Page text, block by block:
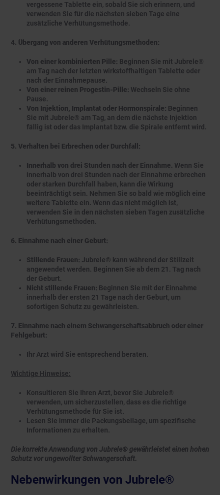
vergessene Tablette ein, sobald Sie sich erinnern, und
verwenden Sie für die nächsten sieben Tage eine
zusätzliche Verhütungsmethode.
4. Übergang von anderen Verhütungsmethoden:
Von einer kombinierten Pille: Beginnen Sie mit Jubrele®
am Tag nach der letzten wirkstoffhaltigen Tablette oder
nach der Einnahmepause.
Von einer reinen Progestin-Pille: Wechseln Sie ohne
Pause.
Von Injektion, Implantat oder Hormonspirale: Beginnen
Sie mit Jubrele® am Tag, an dem die nächste Injektion
fällig ist oder das Implantat bzw. die Spirale entfernt wird.
5. Verhalten bei Erbrechen oder Durchfall:
Innerhalb von drei Stunden nach der Einnahme. Wenn Sie
innerhalb von drei Stunden nach der Einnahme erbrechen
oder starken Durchfall haben, kann die Wirkung
beeinträchtigt sein. Nehmen Sie so bald wie möglich eine
weitere Tablette ein. Wenn das nicht möglich ist,
verwenden Sie in den nächsten sieben Tagen zusätzliche
Verhütungsmethoden.
6. Einnahme nach einer Geburt:
Stillende Frauen: Jubrele® kann während der Stillzeit
angewendet werden. Beginnen Sie ab dem 21. Tag nach
der Geburt.
Nicht stillende Frauen: Beginnen Sie mit der Einnahme
innerhalb der ersten 21 Tage nach der Geburt, um
sofortigen Schutz zu gewährleisten.
7. Einnahme nach einem Schwangerschaftsabbruch oder einer
Fehlgeburt:
Ihr Arzt wird Sie entsprechend beraten.
Wichtige Hinweise:
Konsultieren Sie Ihren Arzt, bevor Sie Jubrele®
verwenden, um sicherzustellen, dass es die richtige
Verhütungsmethode für Sie ist.
Lesen Sie immer die Packungsbeilage, um spezifische
Informationen zu erhalten.
Die korrekte Anwendung von Jubrele® gewährleistet einen hohen
Schutz vor ungewollter Schwangerschaft.
Nebenwirkungen von Jubrele®